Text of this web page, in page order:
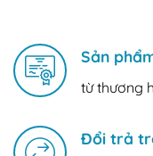
Sản
từ thương
Đổi trả